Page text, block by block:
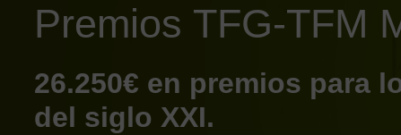
Premios TFG-TFM
26.250€ en premios para
del siglo XXI.